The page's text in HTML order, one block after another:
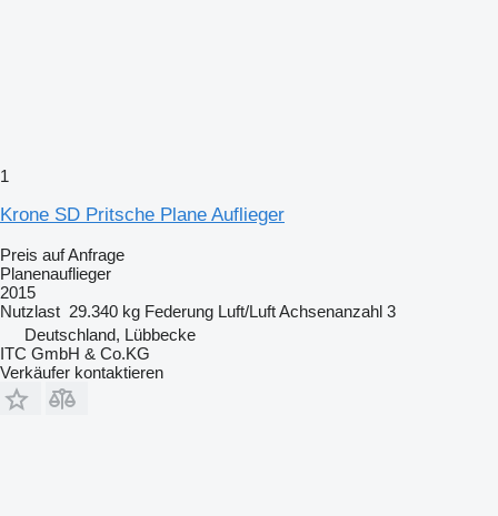
1
Krone SD Pritsche Plane Auflieger
Preis auf Anfrage
Planenauflieger
2015
Nutzlast 29.340 kg Federung Luft/LuftAchsenanzahl 3
Deutschland, Lübbecke
ITC GmbH & Co.KG
Verkäufer kontaktieren